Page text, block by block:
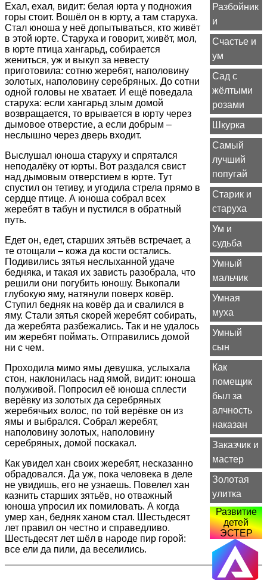
Разбойник
и
Счастье и
ум
Сад с
жёлтыми
розами
Шкурка
Самый
лучший
попугай
Старик и
старуха
Ум и
судьба
Умный
мальчик
Умная
муха
Умный
сын
Как
помещик
был за
алчность
наказан
Заказчик и
мастер
Золотая
улитка
Развитие
детей
ЭСТЕР
Ехал, ехал, видит: белая юрта у подножия
горы стоит. Вошёл он в юрту, а там старуха.
Стал юноша у неё допытываться, кто живёт
в этой юрте. Старуха и говорит, живёт, мол,
в юрте птица хангарьд, собирается
жениться, уж и выкуп за невесту
приготовила: сотню жеребят, наполовину
золотых, наполовину серебряных. До сотни
одной головы не хватает. И ещё поведала
старуха: если хангарьд злым домой
возвращается, то врывается в юрту через
дымовое отверстие, а если добрым –
неслышно через дверь входит.
Выслушал юноша старуху и спрятался
неподалёку от юрты. Вот раздался свист
над дымовым отверстием в юрте. Тут
спустил он тетиву, и угодила стрела прямо в
сердце птице. А юноша собрал всех
жеребят в табун и пустился в обратный
путь.
Едет он, едет, старших зятьёв встречает, а
те отощали – кожа да кости остались.
Подивились зятья неслыханной удаче
бедняка, и такая их зависть разобрала, что
решили они погубить юношу. Выкопали
глубокую яму, натянули поверх ковёр.
Ступил бедняк на ковёр да и свалился в
яму. Стали зятья скорей жеребят собирать,
да жеребята разбежались. Так и не удалось
им жеребят поймать. Отправились домой
ни с чем.
Проходила мимо ямы девушка, услыхала
стон, наклонилась над ямой, видит: юноша
полуживой. Попросил её юноша сплести
верёвку из золотых да серебряных
жеребячьих волос, по той верёвке он из
ямы и выбрался. Собрал жеребят,
наполовину золотых, наполовину
серебряных, домой поскакал.
Как увидел хан своих жеребят, несказанно
обрадовался. Да уж, пока человека в деле
не увидишь, его не узнаешь. Повелел хан
казнить старших зятьёв, но отважный
юноша упросил их помиловать. А когда
умер хан, бедняк ханом стал. Шестьдесят
лет правил он честно и справедливо.
Шестьдесят лет шёл в народе пир горой:
все ели да пили, да веселились.